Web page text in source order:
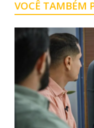
VOCÊ TAMBÉM